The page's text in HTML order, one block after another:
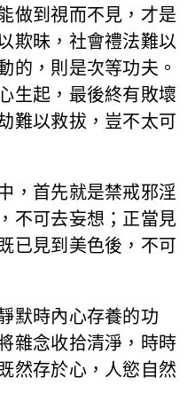
做到視而不見，才是
欺昧，社會禮法難以
的，則是次等功夫。
生起，最後終有敗壞
難以救拔，豈不太可
，首先就是禁戒邪淫
不可去妄想；正當見
已見到美色後，不可
默時內心存養的功
雜念收拾清淨，時時
然存於心，人慾自然